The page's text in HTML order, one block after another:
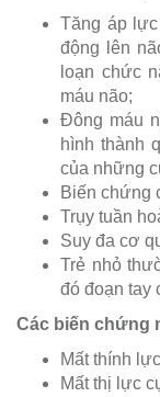
Tăng áp
động lên
loạn chức
máu não;
Đông máu
hình thành
của những
Biến chứng
Trụy tuần
Suy đa cơ
Trẻ nhỏ
đó đoạn tay
Các biến chứng
Mất thính
Mất thị lực